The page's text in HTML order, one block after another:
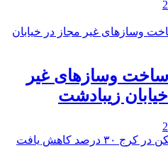
وسازهای غیر
زیبادشت